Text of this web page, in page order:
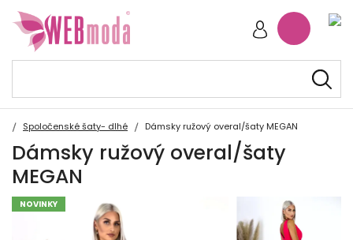
Spoločenské šaty- dlhé Dámsky ružový overal/šaty MEGAN
Dámsky ružový overal/šaty
MEGAN
NOVINKY